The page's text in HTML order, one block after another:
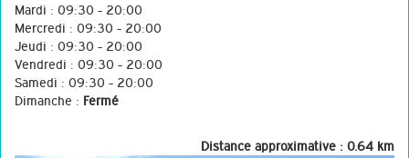
Mardi : 09:30 - 20:00
Mercredi : 09:30 - 20:00
Jeudi : 09:30 - 20:00
Vendredi : 09:30 - 20:00
Samedi : 09:30 - 20:00
Dimanche : Fermé
Distance approximative : 0.64 km